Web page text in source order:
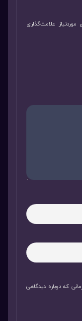
علامت‌گذاری
که دوباره دیدگاهی